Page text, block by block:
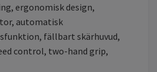
ergonomisk design,
automatisk
fällbart skärhuvud,
control, two-hand grip,